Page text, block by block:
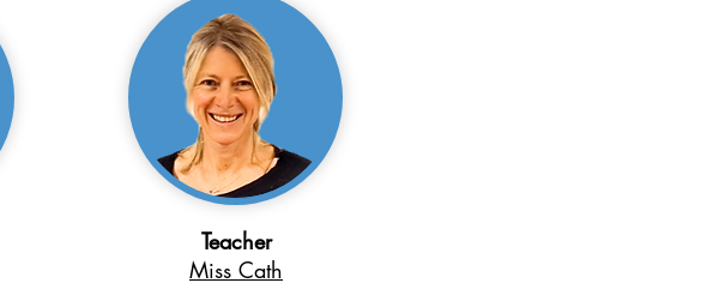
Teacher
Miss Cath